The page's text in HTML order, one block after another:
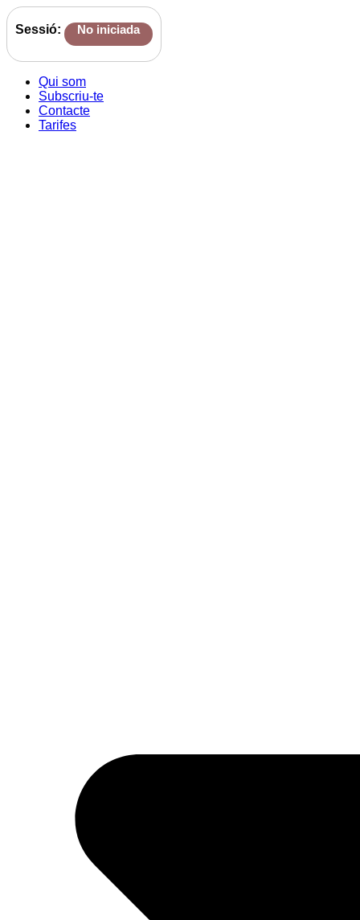
Sessió: No iniciada
Qui som
Subscriu-te
Contacte
Tarifes